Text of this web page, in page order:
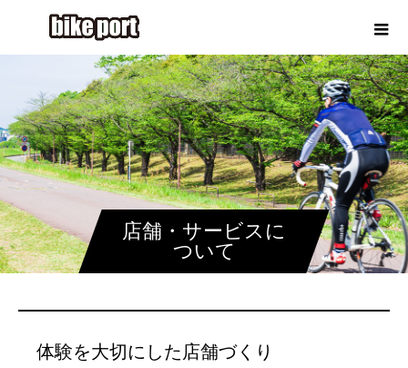
店舗・サービスに
ついて
体験を大切にした店舗づくり